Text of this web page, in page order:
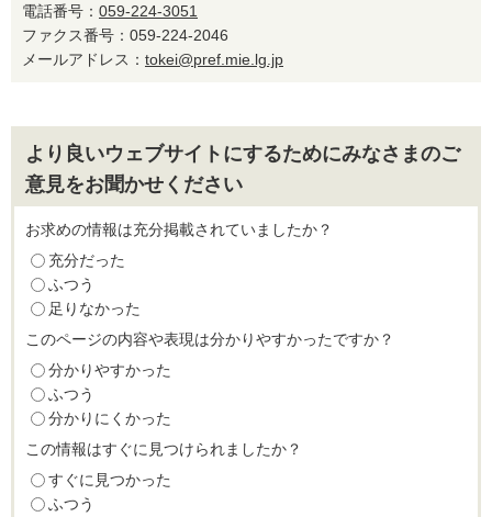
電話番号： 059-224-3051
ファクス番号：059-224-2046
メールアドレス： tokei@pref.mie.lg.jp
より良いウェブサイトにするためにみなさまのご
意見をお聞かせください
お求めの情報は充分掲載されていましたか？
充分だった
ふつう
足りなかった
このページの内容や表現は分かりやすかったですか？
分かりやすかった
ふつう
分かりにくかった
この情報はすぐに見つけられましたか？
すぐに見つかった
ふつう